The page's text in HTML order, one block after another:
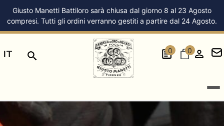
Giusto Manetti Battiloro sarà chiusa dal giorno 8 al 23 Agosto
compresi. Tutti gli ordini verranno gestiti a partire dal 24 Agosto.
IT 0 0